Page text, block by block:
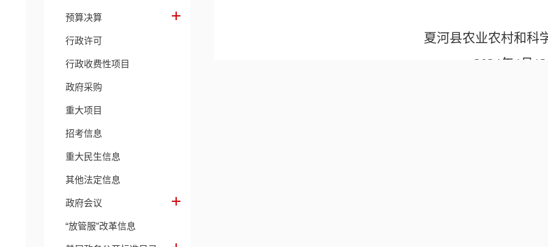
预算决算
行政许可
行政收费性项目
政府采购
重大项目
招考信息
重大民生信息
其他法定信息
政府会议
“放管服”改革信息
夏河县农业农村和科
2024年4月12